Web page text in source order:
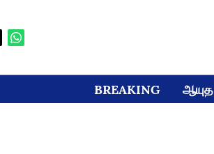
BREAKING ஆயுத